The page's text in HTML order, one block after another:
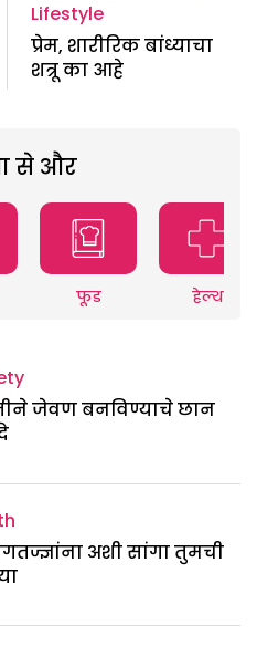
Lifestyle
प्रेम, शारीरिक बांध्याचा
शत्रू का आहे
से और
फूड हेल्थ
जेवण बनविण्याचे छान
अशी सांगा तुमची